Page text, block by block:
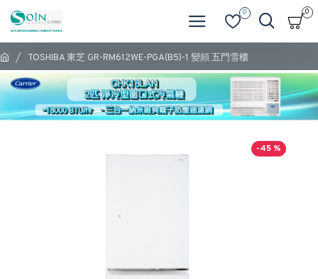
0 0
TOSHIBA 東芝 GR-RM612WE-PGA(B5)-1 變頻 五門雪櫃
-45 %